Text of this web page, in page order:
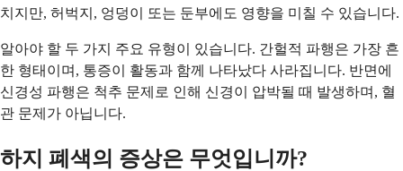
치지만, 허벅지, 엉덩이 또는 둔부에도 영향을 미칠 수 있습니다.
알아야 할 두 가지 주요 유형이 있습니다. 간헐적 파행은 가장 흔
한 형태이며, 통증이 활동과 함께 나타났다 사라집니다. 반면에
신경성 파행은 척추 문제로 인해 신경이 압박될 때 발생하며, 혈
관 문제가 아닙니다.
하지 폐색의 증상은 무엇입니까?